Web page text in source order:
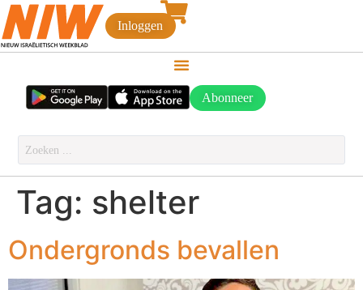
Inloggen
Abonneer
Tag: shelter
Ondergronds bevallen